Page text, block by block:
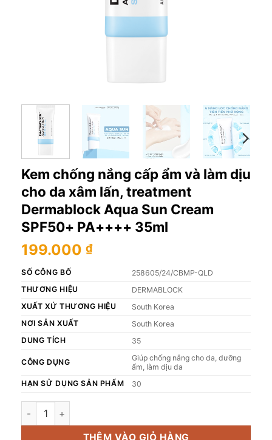
Kem chống nắng cấp ẩm và làm dịu
cho da xâm lấn, treatment
Dermablock Aqua Sun Cream
SPF50+ PA++++ 35ml
199.000 ₫
SỐ CÔNG BỐ
258605/24/CBMP-QLD
THƯƠNG HIỆU
DERMABLOCK
XUẤT XỨ THƯƠNG HIỆU
South Korea
NƠI SẢN XUẤT
South Korea
DUNG TÍCH
35
CÔNG DỤNG
Giúp chống nắng cho da, dưỡng
ẩm, làm dịu da
HẠN SỬ DỤNG SẢN PHẨM
30
Kem chống nắng cấp ẩm và làm dịu cho da xâm lấn,
THÊM VÀO GIỎ HÀNG